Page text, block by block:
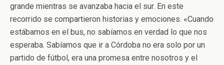
grande mientras se avanzaba hacia el sur. En este
recorrido se compartieron historias y emociones. «Cuando
estábamos en el bus, no sabíamos en verdad lo que nos
esperaba. Sabíamos que ir a Córdoba no era solo por un
partido de fútbol, era una promesa entre nosotros y el